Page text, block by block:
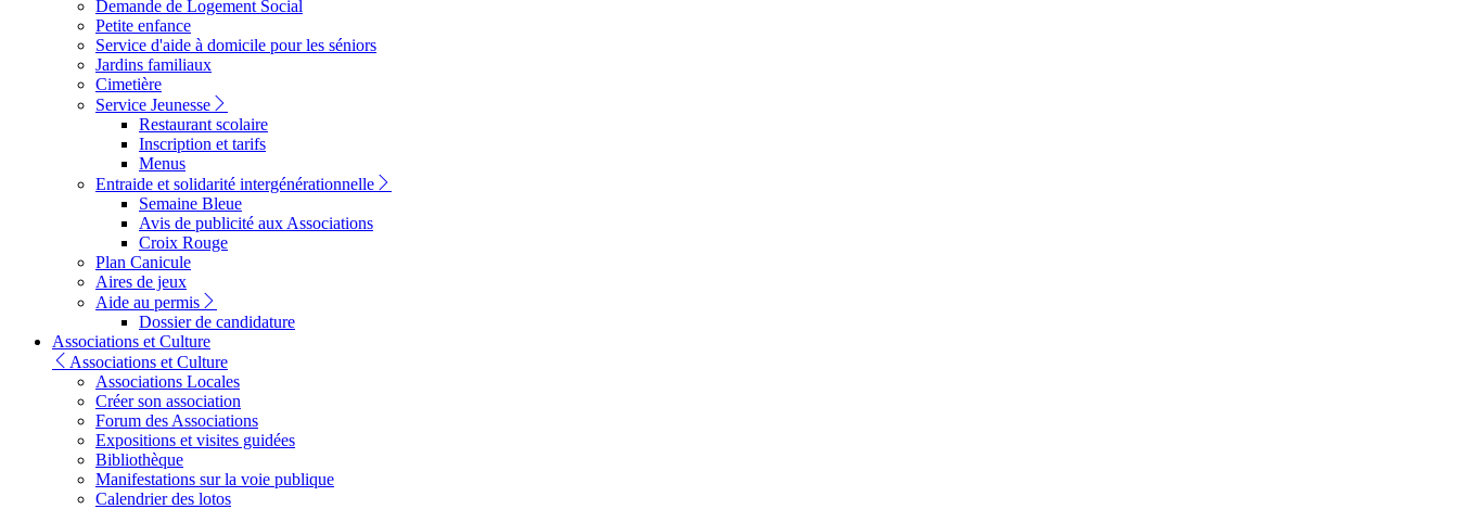
Demande de Logement Social
Petite enfance
Service d'aide à domicile pour les séniors
Jardins familiaux
Cimetière
Service Jeunesse
Restaurant scolaire
Inscription et tarifs
Menus
Entraide et solidarité intergénérationnelle
Semaine Bleue
Avis de publicité aux Associations
Croix Rouge
Plan Canicule
Aires de jeux
Aide au permis
Dossier de candidature
Associations et Culture
Associations et Culture
Associations Locales
Créer son association
Forum des Associations
Expositions et visites guidées
Bibliothèque
Manifestations sur la voie publique
Calendrier des lotos